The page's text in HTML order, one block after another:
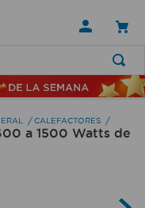
CALEFACTORES
a 1500 Watts de